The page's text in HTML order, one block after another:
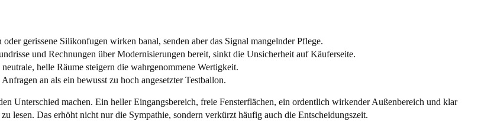
gerissene Silikonfugen wirken banal, senden aber das Signal mangelnder Pflege.
und Rechnungen über Modernisierungen bereit, sinkt die Unsicherheit auf Käuferseite.
helle Räume steigern die wahrgenommene Wertigkeit.
an als ein bewusst zu hoch angesetzter Testballon.
Unterschied machen. Ein heller Eingangsbereich, freie Fensterflächen, ein ordentlich wirkender Außenbereich und klar
lesen. Das erhöht nicht nur die Sympathie, sondern verkürzt häufig auch die Entscheidungszeit.